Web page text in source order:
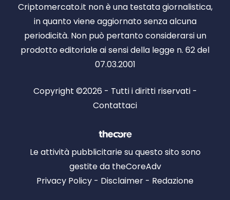
Criptomercato.it non è una testata giornalistica,
in quanto viene aggiornato senza alcuna
periodicità. Non può pertanto considerarsi un
prodotto editoriale ai sensi della legge n. 62 del
07.03.2001
Copyright ©2026 - Tutti i diritti riservati -
Contattaci
Le attività pubblicitarie su questo sito sono
gestite da theCoreAdv
Privacy Policy - Disclaimer - Redazione